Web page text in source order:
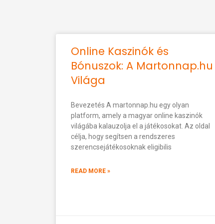
Online Kaszinók és
Bónuszok: A Martonnap.hu
Világa
Bevezetés A martonnap.hu egy olyan
platform, amely a magyar online kaszinók
világába kalauzolja el a játékosokat. Az oldal
célja, hogy segítsen a rendszeres
szerencsejátékosoknak eligibilis
READ MORE »